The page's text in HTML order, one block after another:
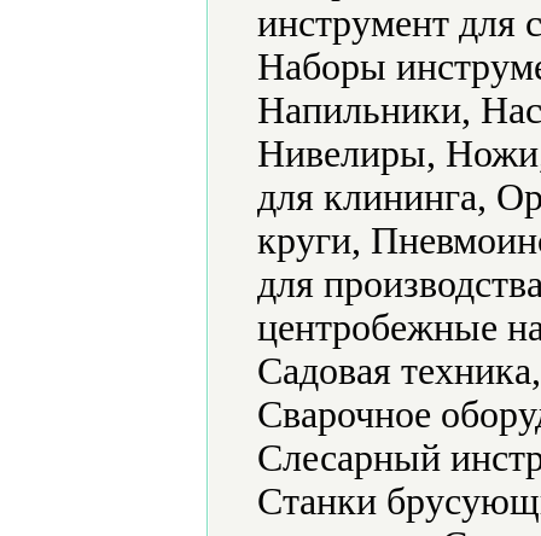
инструмент
Наборы
Напильники,
Нивелиры,
для клининга,
круги,
для
центробежные
Садовая
Сварочное
Слесарный
Станки